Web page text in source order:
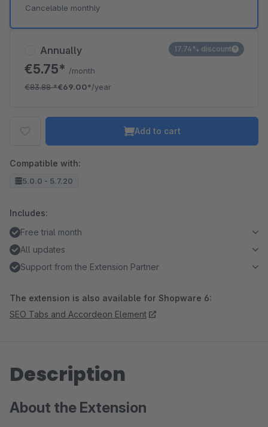
Annually
€5.75* /month
€83.88*€69.00*/year
17.74% discount
Cancelable monthly
Add to cart
Compatible with:
5.0.0 - 5.7.20
Includes:
Free trial month
All updates
Support from the Extension Partner
The extension is also available for Shopware 6:
SEO Tabs and Accordeon Element
Description
About the Extension